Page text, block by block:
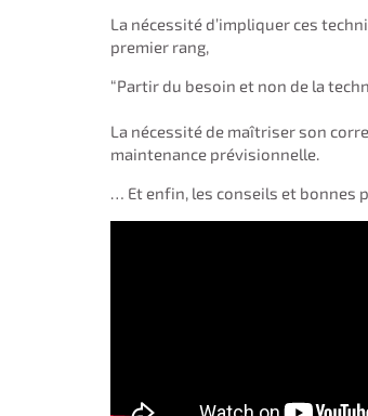
La nécessité d’impliquer ces
premier rang,
“Partir du besoin et non de la
La nécessité de maîtriser son
maintenance prévisionnelle.
… Et enfin, les conseils et bonnes